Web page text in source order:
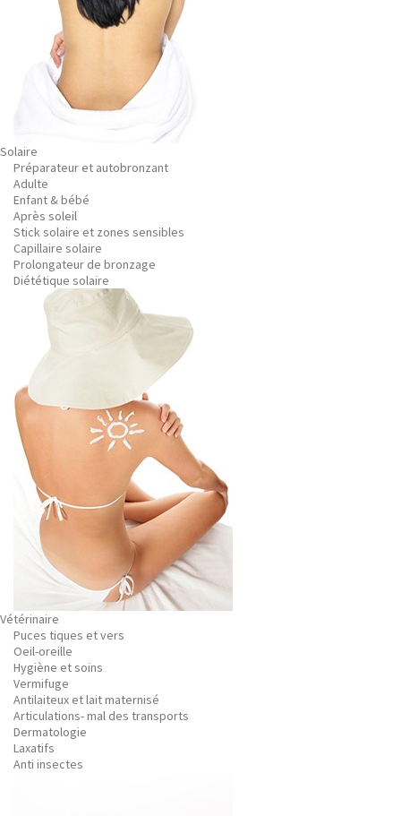
Solaire
Préparateur et autobronzant
Adulte
Enfant & bébé
Après soleil
Stick solaire et zones sensibles
Capillaire solaire
Prolongateur de bronzage
Diététique solaire
Vétérinaire
Puces tiques et vers
Oeil-oreille
Hygiène et soins
Vermifuge
Antilaiteux et lait maternisé
Articulations- mal des transports
Dermatologie
Laxatifs
Anti insectes